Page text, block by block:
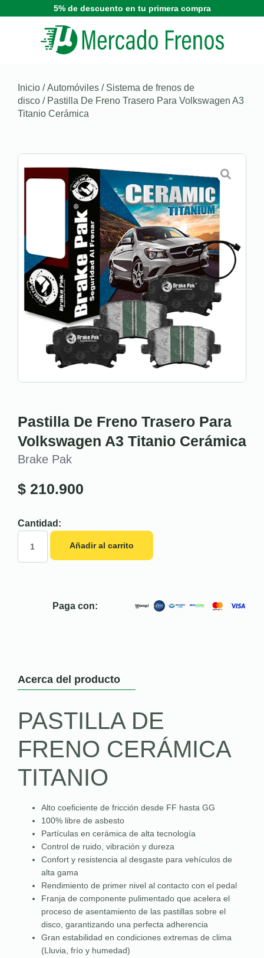
5% de descuento en tu primera compra
Inicio /Automóviles / Sistema de frenos de
disco / Pastilla De Freno Trasero Para Volkswagen A3
Titanio Cerámica
Pastilla De Freno Trasero Para
Volkswagen A3 Titanio Cerámica
Brake Pak
$ 210.900
Cantidad:
Añadir al carrito
Paga con:
Acerca del producto
PASTILLA DE
FRENO CERÁMICA
TITANIO
Alto coeficiente de fricción desde FF hasta GG
100% libre de asbesto
Partículas en cerámica de alta tecnología
Control de ruido, vibración y dureza
Confort y resistencia al desgaste para vehículos de
alta gama
Rendimiento de primer nivel al contacto con el pedal
Franja de componente pulimentado que acelera el
proceso de asentamiento de las pastillas sobre el
disco, garantizando una perfecta adherencia
Gran estabilidad en condiciones extremas de clima
(Lluvia, frío y humedad)